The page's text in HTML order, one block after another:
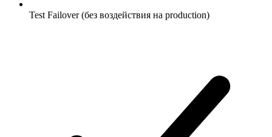
Test Failover (без воздействия на production)